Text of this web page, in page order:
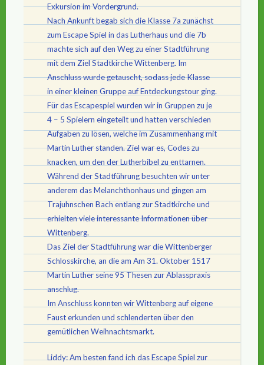
Exkursion im Vordergrund.
Nach Ankunft begab sich die Klasse 7a zunächst
zum Escape Spiel in das Lutherhaus und die 7b
machte sich auf den Weg zu einer Stadtführung
mit dem Ziel Stadtkirche Wittenberg. Im
Anschluss wurde getauscht, sodass jede Klasse
in einer kleinen Gruppe auf Entdeckungstour ging.
Für das Escapespiel wurden wir in Gruppen zu je
4 – 5 Spielern eingeteilt und hatten verschieden
Aufgaben zu lösen, welche im Zusammenhang mit
Martin Luther standen. Ziel war es, Codes zu
knacken, um den der Lutherbibel zu enttarnen.
Während der Stadtführung besuchten wir unter
anderem das Melanchthonhaus und gingen am
Trajuhnschen Bach entlang zur Stadtkirche und
erhielten viele interessante Informationen über
Wittenberg.
Das Ziel der Stadtführung war die Wittenberger
Schlosskirche, an die am Am 31. Oktober 1517
Martin Luther seine 95 Thesen zur Ablasspraxis
anschlug.
Im Anschluss konnten wir Wittenberg auf eigene
Faust erkunden und schlenderten über den
gemütlichen Weihnachtsmarkt.
Liddy: Am besten fand ich das Escape Spiel zur